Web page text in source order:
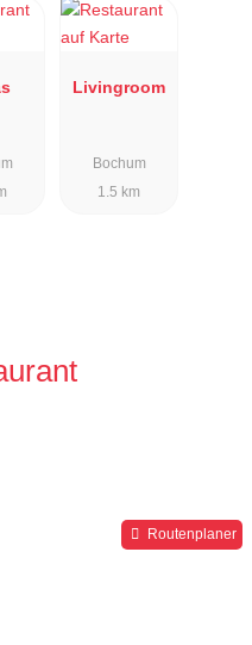
Livingroom
Bochum
1.5 km
Routenplaner